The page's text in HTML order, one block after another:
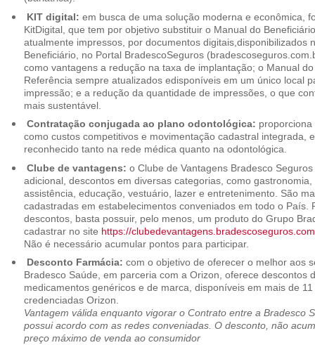
KIT digital: em busca de uma solução moderna e econômica,
KitDigital, que tem por objetivo substituir o Manual do
atualmente impressos, por documentos digitais,disponibilizados
Beneficiário, no Portal BradescoSeguros
como vantagens a redução na taxa de implantação; o Manual
Referência sempre atualizados edisponíveis em um único local
impressão; e a redução da quantidade de impressões, o que
mais sustentável.
Contratação conjugada ao plano odontológica:
como custos competitivos e movimentação cadastral integrada,
reconhecido tanto na rede médica quanto na odontológica.
Clube de vantagens: o Clube de Vantagens Bradesco
adicional, descontos em diversas categorias, como
assistência, educação, vestuário, lazer e entretenimento. São
cadastradas em estabelecimentos conveniados em todo o País.
descontos, basta possuir, pelo menos, um produto do Grupo
cadastrar no site https://
Não é necessário acumular pontos para participar.
Desconto Farmácia: com o objetivo de oferecer o melhor aos
Bradesco Saúde, em parceria com a Orizon, oferece descontos
medicamentos genéricos e de marca, disponíveis em mais de
credenciadas Orizon.
Vantagem válida enquanto vigorar o Contrato entre a Bradesco
possui acordo com as redes conveniadas. O desconto, não
preço máximo de venda ao consumidor